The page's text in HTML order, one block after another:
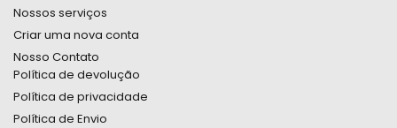
Nossos serviços
Criar uma nova conta
Nosso Contato
Política de devolução
Política de privacidade
Política de Envio